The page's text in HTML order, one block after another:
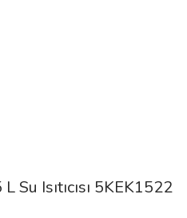
Isıtıcısı 5KEK1522